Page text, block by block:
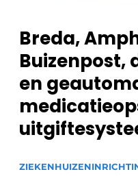
Jaarboek
Jubileumboek
Meest gelezen
Nieuwsbrief
Podcasts
Vacature
Ziekenhuizen
Woonzorg &
Privéklinieken
Breda,
Buizenpost,
en
ZIEKENHUIZEN